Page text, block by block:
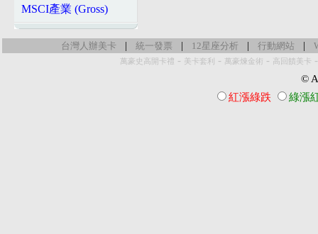
MSCI產業 (Gross)
台灣人辦美卡 | 統一發票 | 12星座分析 | 行動網站 |
萬豪史高開卡禮 - 美卡套利 - 萬豪煉金術 - 高回饋美卡
©
紅漲綠跌
綠漲